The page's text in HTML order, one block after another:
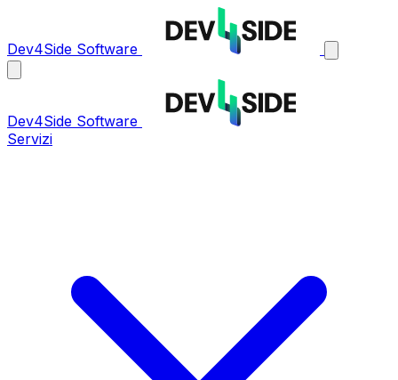
Dev4Side Software
Dev4Side Software
Servizi